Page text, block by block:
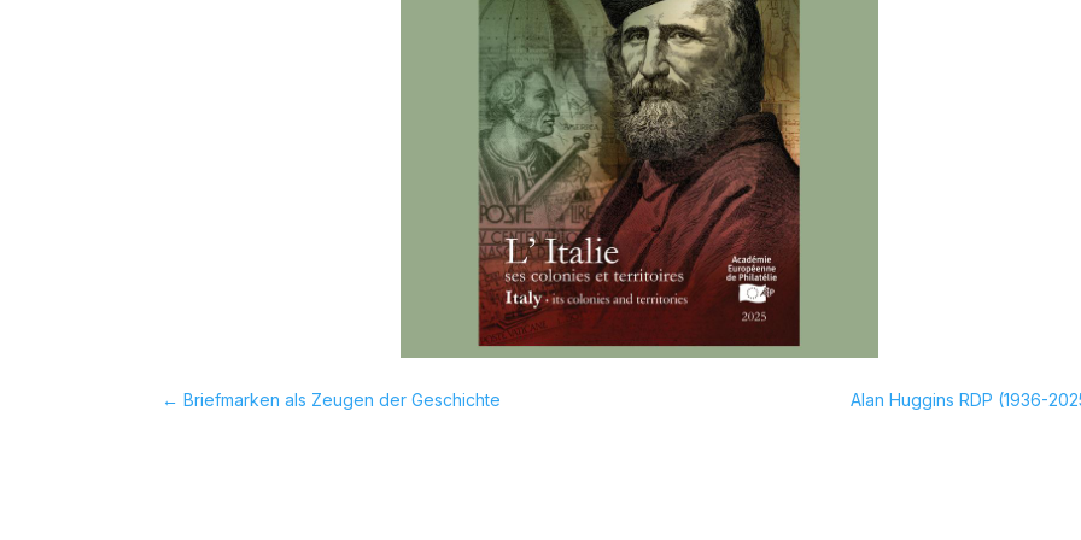
←Briefmarken als Zeugen der Geschichte Alan Huggins RDP (1936-